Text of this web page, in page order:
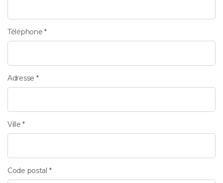
Téléphone *
Adresse *
Ville *
Code postal *